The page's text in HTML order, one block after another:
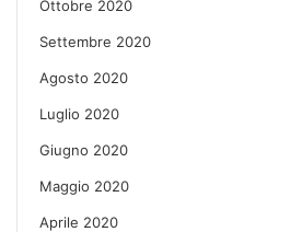
Ottobre 2020
Settembre 2020
Agosto 2020
Luglio 2020
Giugno 2020
Maggio 2020
Aprile 2020